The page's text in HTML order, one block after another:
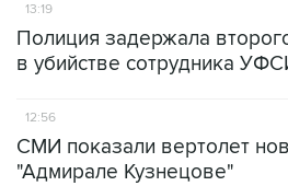
13:19
Полиция задержала
в убийстве сотрудника
12:56
СМИ показали вертолет
"Адмирале Кузнецове"